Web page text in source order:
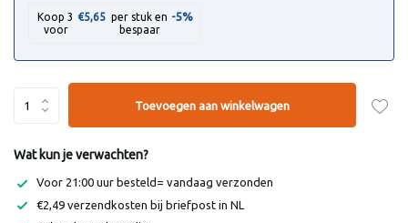
Koop 3
voor
€5,65 per stuk en
bespaar
-5%
Toevoegen aan winkelwagen
Wat kun je verwachten?
Voor 21:00 uur besteld= vandaag verzonden
€2,49 verzendkosten bij briefpost in NL